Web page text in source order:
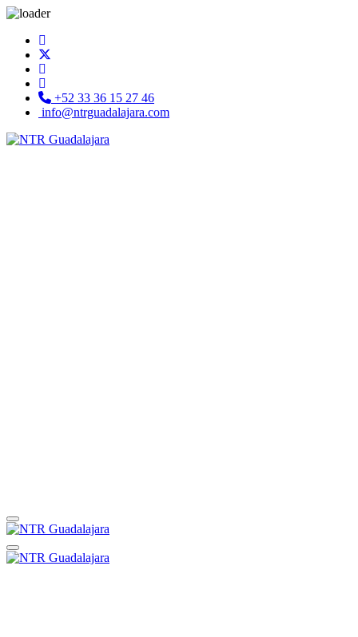
+52 33 36 15 27 46
info@ntrguadalajara.com